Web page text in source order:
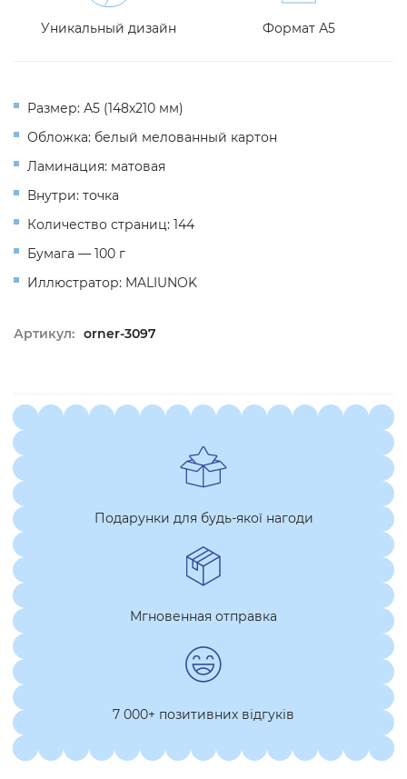
Уникальный дизайн Формат А5
Размер: А5 (148х210 мм)
Обложка: белый мелованный картон
Ламинация: матовая
Внутри: точка
Количество страниц: 144
Бумага — 100 г
Иллюстратор: MALIUNOK
Артикул: orner-3097
Подарунки для будь-якої нагоди
Мгновенная отправка
7 000+ позитивних відгуків